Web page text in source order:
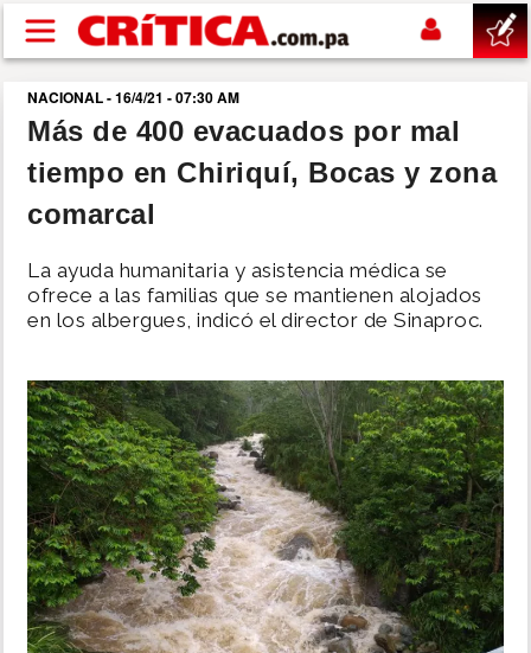
Pasar al contenido principal
buscar
SUCESOS
POLÍTICA
DEPORTES
MUNDO
INSÓLITAS
MULTIMEDIA
NACIONAL - 16/4/21 - 07:30 AM
Más de 400 evacuados por mal
tiempo en Chiriquí, Bocas y zona
comarcal
La ayuda humanitaria y asistencia médica se
ofrece a las familias que se mantienen alojados
en los albergues, indicó el director de Sinaproc.